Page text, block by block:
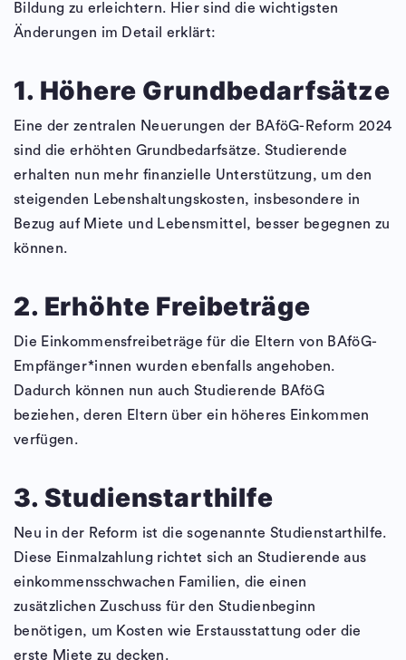
Bildung zu erleichtern. Hier sind die wichtigsten
Änderungen im Detail erklärt:
1. Höhere Grundbedarfsätze
Eine der zentralen Neuerungen der BAföG-Reform 2024
sind die erhöhten Grundbedarfsätze. Studierende
erhalten nun mehr finanzielle Unterstützung, um den
steigenden Lebenshaltungskosten, insbesondere in
Bezug auf Miete und Lebensmittel, besser begegnen zu
können.
2. Erhöhte Freibeträge
Die Einkommensfreibeträge für die Eltern von BAföG-
Empfänger*innen wurden ebenfalls angehoben.
Dadurch können nun auch Studierende BAföG
beziehen, deren Eltern über ein höheres Einkommen
verfügen.
3. Studienstarthilfe
Neu in der Reform ist die sogenannte Studienstarthilfe.
Diese Einmalzahlung richtet sich an Studierende aus
einkommensschwachen Familien, die einen
zusätzlichen Zuschuss für den Studienbeginn
benötigen, um Kosten wie Erstausstattung oder die
erste Miete zu decken.